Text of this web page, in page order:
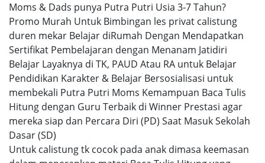
Moms & Dads punya Putra Putri Usia 3-7 Tahun?
Promo Murah Untuk Bimbingan les privat calistung
duren mekar Belajar diRumah Dengan Mendapatkan
Sertifikat Pembelajaran dengan Menanam Jatidiri
Belajar Layaknya di TK, PAUD Atau RA untuk Belajar
Pendidikan Karakter & Belajar Bersosialisasi untuk
membekali Putra Putri Moms Kemampuan Baca Tulis
Hitung dengan Guru Terbaik di Winner Prestasi agar
mereka siap dan Percara Diri (PD) Saat Masuk Sekolah
Dasar (SD)
Untuk calistung tk cocok pada anak dimasa keemasan